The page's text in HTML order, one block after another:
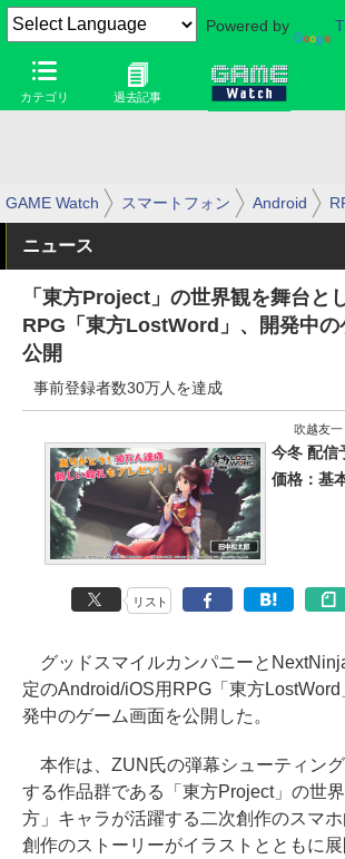
Powered by
カテゴリ 過去記事
GAME Watch スマートフォン Android
ニュース
「東方Project」の世界観を舞台と
RPG「東方LostWord」、開発中の
公開
事前登録者数30万人を達成
吹越友一
今冬 配信
価格：基
リスト
グッドスマイルカンパニーと
定のAndroid/iOS用RPG「東方LostWord
発中のゲーム画面を公開した。
本作は、ZUN氏の弾幕シューティン
する作品群である「東方Project」の世
方」キャラが活躍する二次創作のスマ
創作のストーリーがイラストとともに